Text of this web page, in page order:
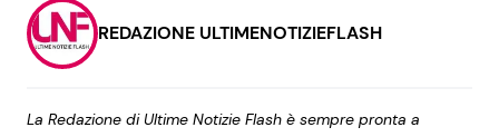
REDAZIONE ULTIMENOTIZIEFLASH
La Redazione di Ultime Notizie Flash è sempre pronta a